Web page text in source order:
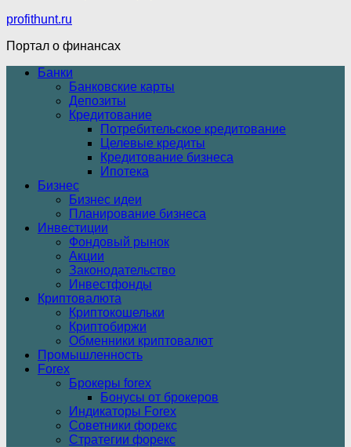
profithunt.ru
Портал о финансах
Банки
Банковские карты
Депозиты
Кредитование
Потребительское кредитование
Целевые кредиты
Кредитование бизнеса
Ипотека
Бизнес
Бизнес идеи
Планирование бизнеса
Инвестиции
Фондовый рынок
Акции
Законодательство
Инвестфонды
Криптовалюта
Криптокошельки
Криптобиржи
Обменники криптовалют
Промышленность
Forex
Брокеры forex
Бонусы от брокеров
Индикаторы Forex
Советники форекс
Стратегии форекс